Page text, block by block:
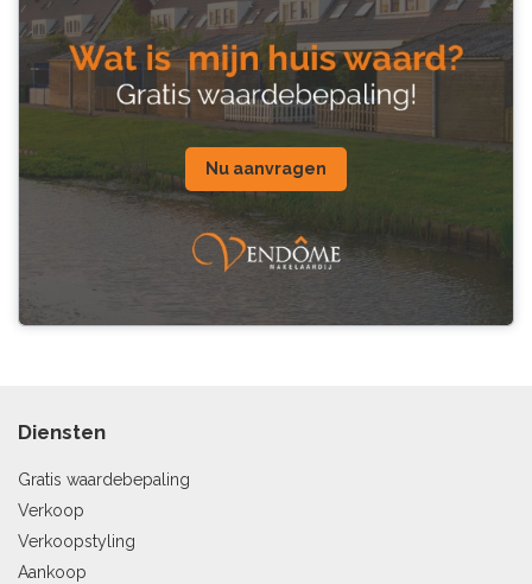
Nu aanvragen
Diensten
Gratis waardebepaling
Verkoop
Verkoopstyling
Aankoop